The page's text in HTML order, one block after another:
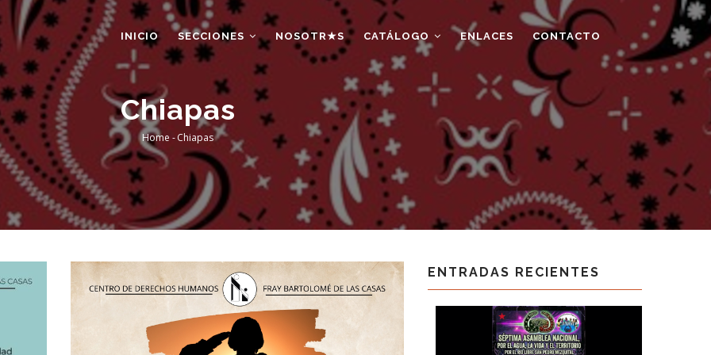
INICIO SECCIONES NOSOTR★S CATÁLOGO ENLACES CONTACTO
Chiapas
Breadcrumb
Home -Chiapas
ENTRADAS RECIENTES